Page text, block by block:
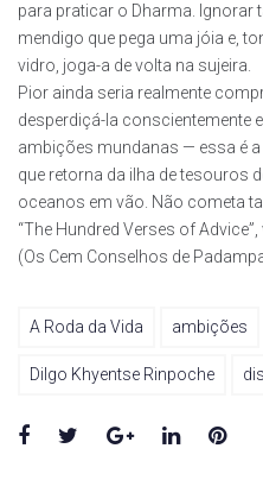
para praticar o Dharma.
mendigo que pega uma jóia e,
vidro, joga-a de volta na sujeira.
Pior ainda seria realmente
desperdiçá-la conscientemente
ambições mundanas — essa é
que retorna da ilha de tesouros
oceanos em vão. Não cometa
“The Hundred Verses of Advice”,
(Os Cem Conselhos de
A Roda da Vida ambições
Dilgo Khyentse Rinpoche
Facebook
TwitterGoogle+LinkedIn